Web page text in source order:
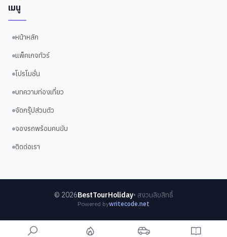
เมนู
หน้าหลัก
แพ็คเกจทัวร์
โปรโมชั่น
บทความท่องเที่ยว
จัดกรุ๊ปส่วนตัว
จองรถพร้อมคนขับ
ติดต่อเรา
© 2026BestTourHoliday• สงวนลิขสิทธิ์
Powered bywritecode.net